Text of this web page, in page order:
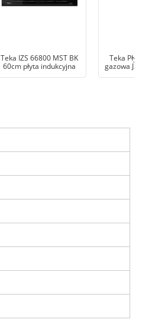
Teka IZS 66800 MST BK
60cm płyta indukcyjna
Teka
gazowa